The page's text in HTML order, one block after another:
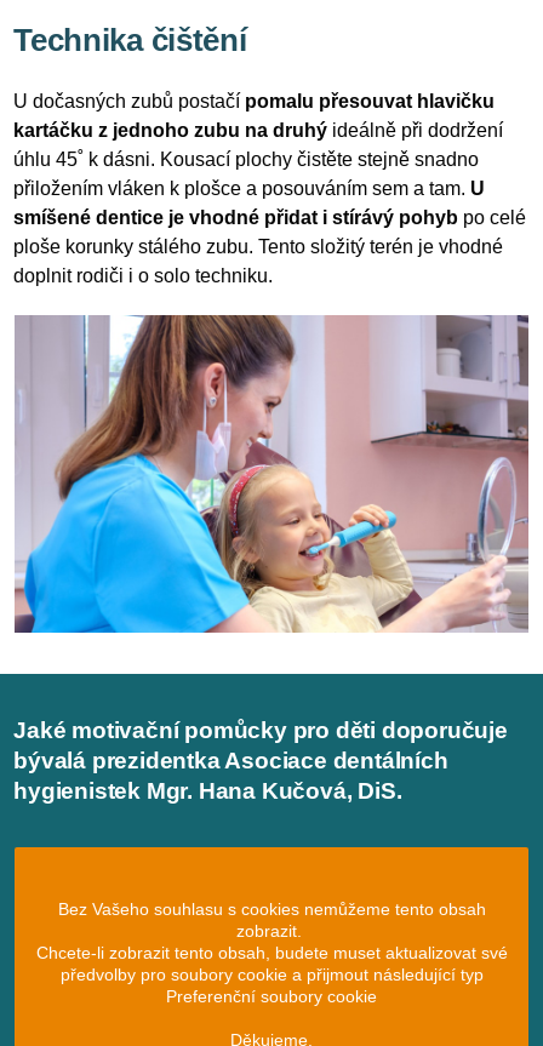
Technika čištění
U dočasných zubů postačí pomalu přesouvat hlavičku
kartáčku z jednoho zubu na druhý ideálně při dodržení
úhlu 45˚ k dásni. Kousací plochy čistěte stejně snadno
přiložením vláken k plošce a posouváním sem a tam. U
smíšené dentice je vhodné přidat i stírávý pohyb po celé
ploše korunky stálého zubu. Tento složitý terén je vhodné
doplnit rodiči i o solo techniku.
Jaké motivační pomůcky pro děti doporučuje
bývalá prezidentka Asociace dentálních
hygienistek Mgr. Hana Kučová, DiS.
Bez Vašeho souhlasu s cookies nemůžeme tento obsah
zobrazit.
Chcete-li zobrazit tento obsah, budete muset aktualizovat své
předvolby pro soubory cookie a přijmout následující typ
Preferenční soubory cookie
Děkujeme.